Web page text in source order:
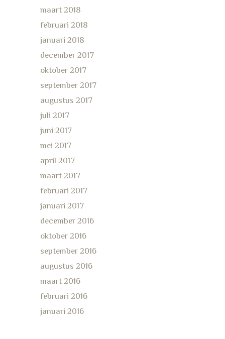
maart 2018
februari 2018
januari 2018
december 2017
oktober 2017
september 2017
augustus 2017
juli 2017
juni 2017
mei 2017
april 2017
maart 2017
februari 2017
januari 2017
december 2016
oktober 2016
september 2016
augustus 2016
maart 2016
februari 2016
januari 2016